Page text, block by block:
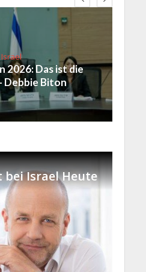
Israel
2026: Das ist die
Debbie Biton
Israel Heute